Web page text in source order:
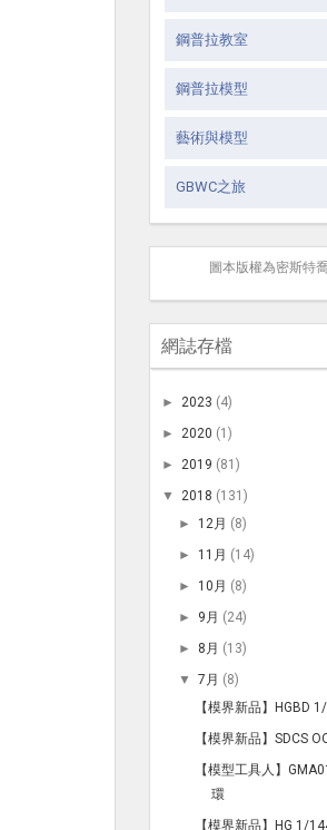
鋼普拉教室
鋼普拉模型
藝術與模型
GBWC之旅
圖本版權為密斯特
網誌存檔
►2023 (4)
►2020 (1)
►2019 (81)
▼ 2018 (131)
► 12月 (8)
► 11月 (14)
► 10月 (8)
► 9月 (24)
► 8月 (13)
▼ 7月 (8)
【模界新品】HGBD
【模界新品】SDCS
【模型工具人】
環
【模界新品】HG 1/